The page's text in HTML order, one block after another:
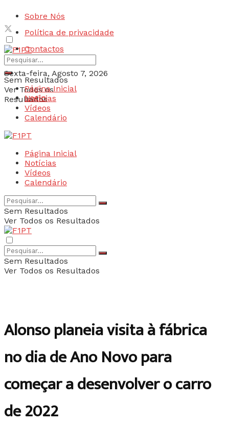
Sobre Nós
Política de privacidade
Contactos
Sexta-feira, Agosto 7, 2026
Login
Sem Resultados
Ver Todos os
Resultados
Página Inicial
Notícias
Vídeos
Calendário
Página Inicial
Notícias
Vídeos
Calendário
Sem Resultados
Ver Todos os Resultados
Sem Resultados
Ver Todos os Resultados
Alonso planeia visita à fábrica
no dia de Ano Novo para
começar a desenvolver o carro
de 2022